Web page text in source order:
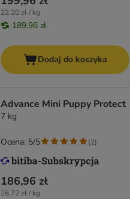
22,20 zł / kg
189,96 zł
Dodaj do koszyka
Advance Mini Puppy Protect
7 kg
186,96 zł
26,72 zł / kg
Ocena: 5/5 (2)